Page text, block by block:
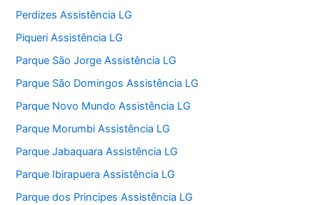
Perdizes Assistência LG
Piqueri Assistência LG
Parque São Jorge Assistência LG
Parque São Domingos Assistência LG
Parque Novo Mundo Assistência LG
Parque Morumbi Assistência LG
Parque Jabaquara Assistência LG
Parque Ibirapuera Assistência LG
Parque dos Principes Assistência LG